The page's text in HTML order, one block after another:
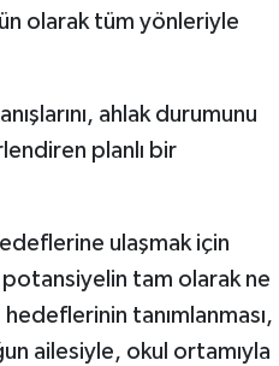
olarak tüm yönleriyle
ahlak durumunu
planlı bir
ulaşmak için
tam olarak ne
tanımlanması,
ailesiyle, okul ortamıyla